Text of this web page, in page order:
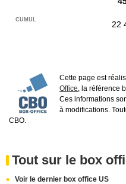
22
Cette page est
Office, la référence
Ces informations
à modifications.
CBO.
Tout sur le box
Voir le dernier box office US